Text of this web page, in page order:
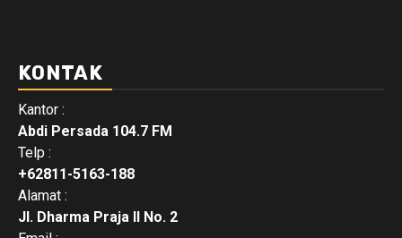
KONTAK
Kantor :
Abdi Persada 104.7 FM
Telp :
+62811-5163-188
Alamat :
Jl. Dharma Praja II No. 2